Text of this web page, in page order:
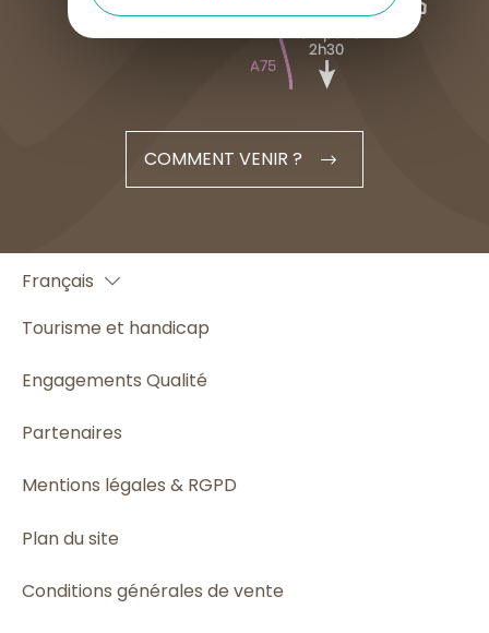
COMMENT VENIR ?
Français
Español
Tourisme et handicap
Engagements Qualité
Partenaires
Mentions légales & RGPD
Plan du site
Conditions générales de vente